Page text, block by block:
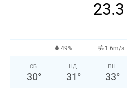
23.3
49% 1.6m/s
СБ
30°
НД
31 °
ПН
33°